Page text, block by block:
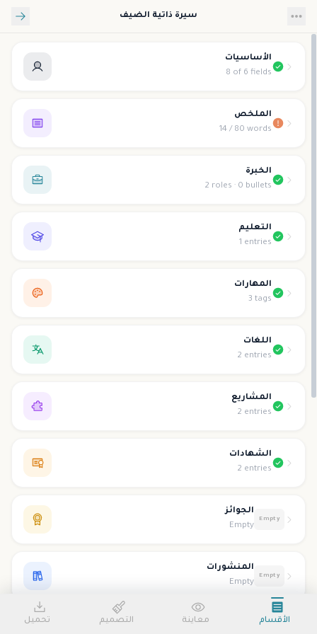
تخطي إلى المحتوى الرئيسيسيرة ذاتية الضيف
الأساسيات
8 of 6 fields
الملخص
14 / 80 words
الخبرة
2 roles · 0 bullets
التعليم
1 entries
المهارات
3 tags
اللغات
2 entries
المشاريع
2 entries
الشهادات
2 entries
الجوائز
Empty
Empty
المنشورات
Empty
Empty
الأقسام معاينة التصميم تحميل